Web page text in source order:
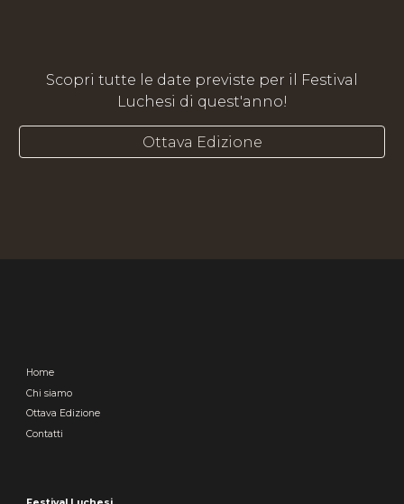
Scopri tutte le date previste per il Festival
Luchesi di quest'anno!
Ottava Edizione
Home
Chisiamo
Ottava Edizione
Contatti